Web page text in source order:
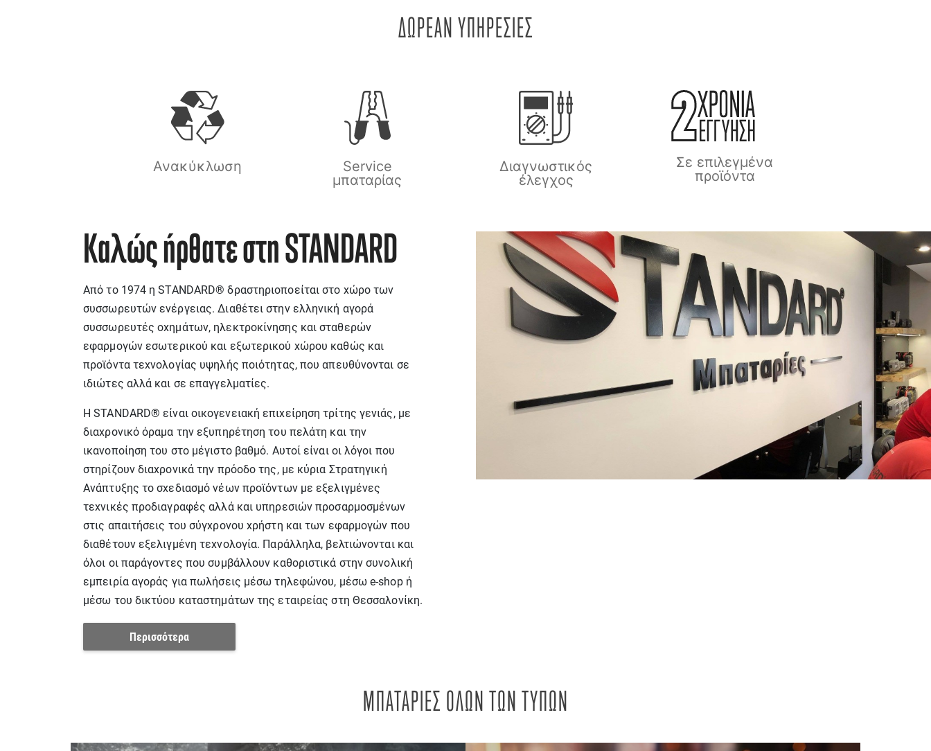
ΔΩΡΕΑΝ ΥΠΗΡΕΣΙΕΣ
Ανακύκλωση
Service
μπαταρίας
Διαγνωστικός
έλεγχος
Σε επιλεγμένα
προϊόντα
Καλώς ήρθατε στη STANDARD
Από το 1974 η STANDARD® δραστηριοποείται στο χώρο των
συσσωρευτών ενέργειας. Διαθέτει στην ελληνική αγορά
συσσωρευτές οχημάτων, ηλεκτροκίνησης και σταθερών
εφαρμογών εσωτερικού και εξωτερικού χώρου καθώς και
προϊόντα τεχνολογίας υψηλής ποιότητας, που απευθύνονται σε
ιδιώτες αλλά και σε επαγγελματίες.
Η STANDARD® είναι οικογενειακή επιχείρηση τρίτης γενιάς, με
διαχρονικό όραμα την εξυπηρέτηση του πελάτη και την
ικανοποίηση του στο μέγιστο βαθμό. Αυτοί είναι οι λόγοι που
στηρίζουν διαχρονικά την πρόοδο της, με κύρια Στρατηγική
Ανάπτυξης το σχεδιασμό νέων προϊόντων με εξελιγμένες
τεχνικές προδιαγραφές αλλά και υπηρεσιών προσαρμοσμένων
στις απαιτήσεις του σύγχρονου χρήστη και των εφαρμογών που
διαθέτουν εξελιγμένη τεχνολογία. Παράλληλα, βελτιώνονται και
όλοι οι παράγοντες που συμβάλλουν καθοριστικά στην συνολική
εμπειρία αγοράς για πωλήσεις μέσω τηλεφώνου, μέσω e-shop ή
μέσω του δικτύου καταστημάτων της εταιρείας στη Θεσσαλονίκη.
Περισσότερα
ΜΠΑΤΑΡΙΕΣ ΟΛΩΝ ΤΩΝ ΤΥΠΩΝ